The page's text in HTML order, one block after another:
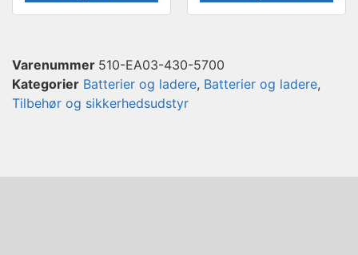
Varenummer 510-EA03-430-5700
Kategorier Batterier og ladere, Batterier og ladere,
Tilbehør og sikkerhedsudstyr